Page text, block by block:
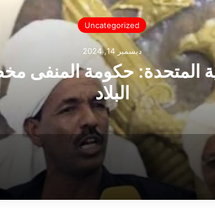
Uncategorized
ديسمبر 14, 2024
المتحدة: حكومة المنفى
البلاد